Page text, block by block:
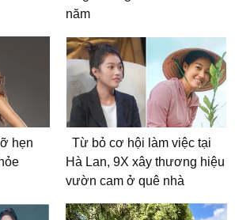
năm
hẹn
Từ bỏ cơ hội làm việc tại
Hà Lan, 9X xây thương hiệu
vườn cam ở quê nhà